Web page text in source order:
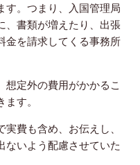
す。つまり、入国管理局
、書類が増えたり、出張
金を請求してくる事務所
想定外の費用がかかるこ
す。
費も含め、お伝えし、
ないよう配慮させていた